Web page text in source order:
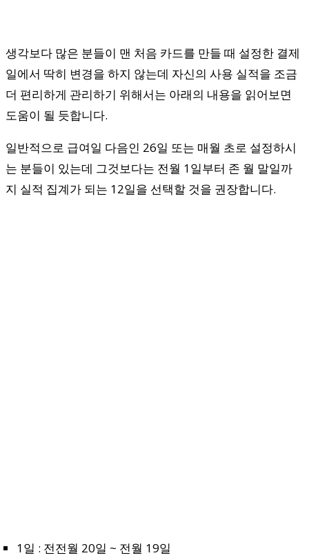
생각보다 많은 분들이 맨 처음 카드를 만들 때 설정한 결제
일에서 딱히 변경을 하지 않는데 자신의 사용 실적을 조금
더 편리하게 관리하기 위해서는 아래의 내용을 읽어보면
도움이 될 듯합니다.
일반적으로 급여일 다음인 26일 또는 매월 초로 설정하시
는 분들이 있는데 그것보다는 전월 1일부터 존 월 말일까
지 실적 집계가 되는 12일을 선택할 것을 권장합니다.
1일 : 전전월 20일 ~ 전월 19일